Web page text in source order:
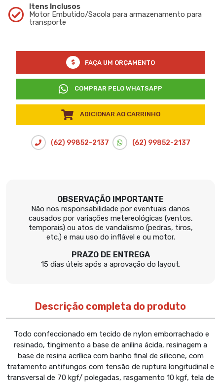
Itens Inclusos
Motor Embutido/Sacola para armazenamento para
transporte
FAÇA UM ORÇAMENTO
COMPRAR PELO WHATSAPP
ADICIONAR AO CARRINHO
(62) 99852-2137 (62) 99852-2137
OBSERVAÇÃO IMPORTANTE
Não nos responsabilidade por eventuais danos
causados por variações metereológicas (ventos,
temporais) ou atos de vandalismo (pedras, tiros,
etc.) e mau uso do inflável e ou motor.
PRAZO DE ENTREGA
15 dias úteis após a aprovação do layout.
Descrição completa do produto
Todo confeccionado em tecido de nylon emborrachado e
resinado, tingimento a base de anilina ácida, resinagem a
base de resina acrílica com banho final de silicone, com
tratamento antifungos com tensão de ruptura longitudinal e
transversal de 70 kgf/ polegadas, rasgamento 10 kgf, tela de